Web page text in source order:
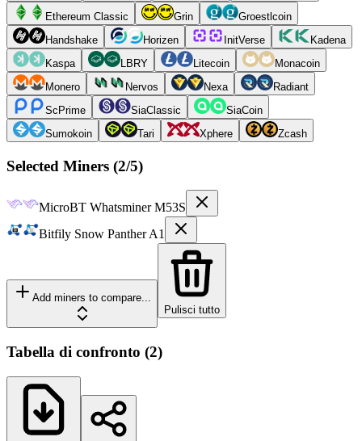
Ethereum Classic
Grin
Groestlcoin
Handshake
Horizen InitVerse
Kadena
Kaspa
LBRY Litecoin
Monacoin
Monero
Nervos Nexa
Radiant
ScPrime
SiaClassic
SiaCoin
Sumokoin
Tari Xphere Zcash
Selected Miners (2/5)
MicroBT Whatsminer M53S
Bitfily Snow Panther A1
Add miners to compare...
Pulisci tutto
Tabella di confronto (2)